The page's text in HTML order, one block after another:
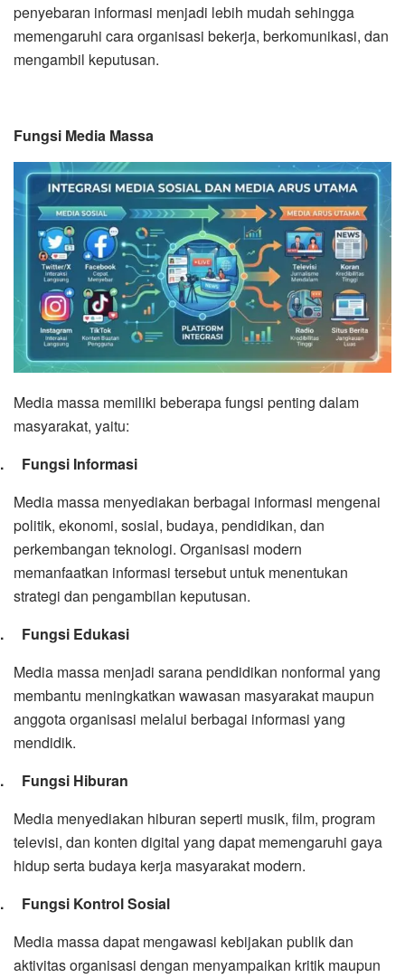
penyebaran informasi menjadi lebih mudah sehingga
memengaruhi cara organisasi bekerja, berkomunikasi, dan
mengambil keputusan.
Fungsi Media Massa
Media massa memiliki beberapa fungsi penting dalam
masyarakat, yaitu:
Fungsi Informasi
Media massa menyediakan berbagai informasi mengenai
politik, ekonomi, sosial, budaya, pendidikan, dan
perkembangan teknologi. Organisasi modern
memanfaatkan informasi tersebut untuk menentukan
strategi dan pengambilan keputusan.
Fungsi Edukasi
Media massa menjadi sarana pendidikan nonformal yang
membantu meningkatkan wawasan masyarakat maupun
anggota organisasi melalui berbagai informasi yang
mendidik.
Fungsi Hiburan
Media menyediakan hiburan seperti musik, film, program
televisi, dan konten digital yang dapat memengaruhi gaya
hidup serta budaya kerja masyarakat modern.
Fungsi Kontrol Sosial
Media massa dapat mengawasi kebijakan publik dan
aktivitas organisasi dengan menyampaikan kritik maupun